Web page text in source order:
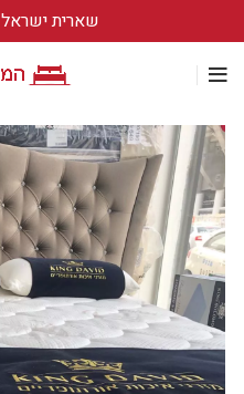
שארית ישראל 7, תל אביב